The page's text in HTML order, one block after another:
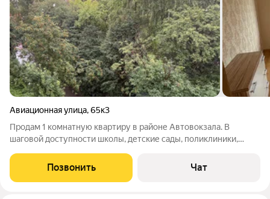
Авиационная улица,65к3
Продам 1 комнатную квартиру в районе Автовокзала. В
шаговой доступности школы, детские сады, поликлиники,
недалеко Южный автовокзал, есть остановки общественного
транспорта (автобусы,
Позвонить Чат